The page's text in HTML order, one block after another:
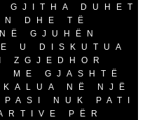
GJITHA DUHET
DHE TË
GJUHËN
U DISKUTUA
ZGJEDHOR
ME GJASHTË
NË NJË
PASI NUK PATI
PËR